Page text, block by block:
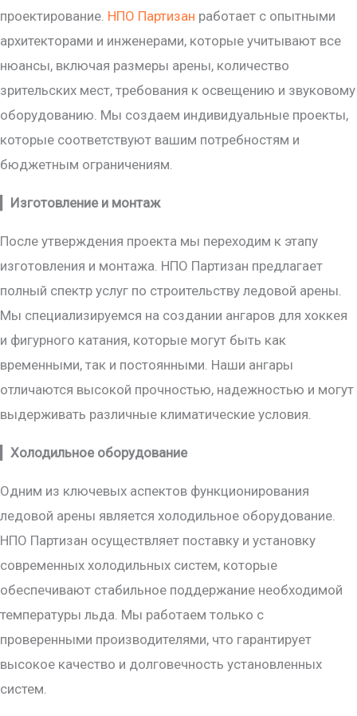
проектирование. НПО Партизан работает с опытными
архитекторами и инженерами, которые учитывают все
нюансы, включая размеры арены, количество
зрительских мест, требования к освещению и звуковому
оборудованию. Мы создаем индивидуальные проекты,
которые соответствуют вашим потребностям и
бюджетным ограничениям.
Изготовление и монтаж
После утверждения проекта мы переходим к этапу
изготовления и монтажа. НПО Партизан предлагает
полный спектр услуг по строительству ледовой арены.
Мы специализируемся на создании ангаров для хоккея
и фигурного катания, которые могут быть как
временными, так и постоянными. Наши ангары
отличаются высокой прочностью, надежностью и могут
выдерживать различные климатические условия.
Холодильное оборудование
Одним из ключевых аспектов функционирования
ледовой арены является холодильное оборудование.
НПО Партизан осуществляет поставку и установку
современных холодильных систем, которые
обеспечивают стабильное поддержание необходимой
температуры льда. Мы работаем только с
проверенными производителями, что гарантирует
высокое качество и долговечность установленных
систем.